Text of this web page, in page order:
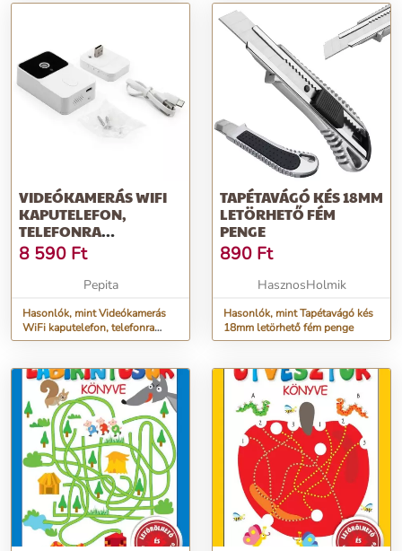
VIDEÓKAMERÁS WIFI
KAPUTELEFON,
TELEFONRA
LETÖLTHETŐ
ALKALMAZÁSSAL
8 590 Ft
Pepita
Hasonlók, mint Videókamerás
WiFi kaputelefon, telefonra
letölthető alkalmazással
TAPÉTAVÁGÓ KÉS 18MM
LETÖRHETŐ FÉM
PENGE
890 Ft
HasznosHolmik
Hasonlók, mint Tapétavágó kés
18mm letörhető fém penge